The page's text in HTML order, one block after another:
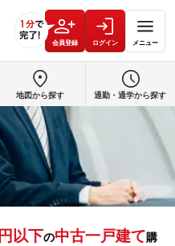
会員登録 ログイン メニュー
以下の中古一戸建て購
地図から探す 通勤・通学から探す